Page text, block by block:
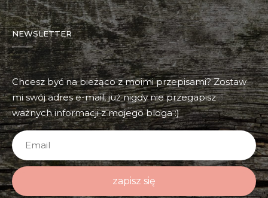
NEWSLETTER
Chcesz być na bieżąco z moimi przepisami? Zostaw
mi swój adres e-mail, już nigdy nie przegapisz
ważnych informacji z mojego bloga :)
zapisz się